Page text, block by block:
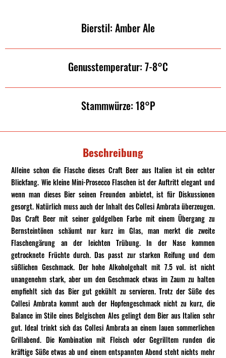
Bierstil: Amber Ale
Genusstemperatur: 7-8°C
Stammwürze: 18°P
Beschreibung
Alleine schon die Flasche dieses Craft Beer aus Italien ist ein echter
Blickfang. Wie kleine Mini-Prosecco Flaschen ist der Auftritt elegant und
wenn man dieses Bier seinen Freunden anbietet, ist für Diskussionen
gesorgt. Natürlich muss auch der Inhalt des Collesi Ambrata überzeugen.
Das Craft Beer mit seiner goldgelben Farbe mit einem Übergang zu
Bernsteintönen schäumt nur kurz im Glas, man merkt die zweite
Flaschengärung an der leichten Trübung. In der Nase kommen
getrocknete Früchte durch. Das passt zur starken Reifung und dem
süßlichen Geschmack. Der hohe Alkoholgehalt mit 7.5 vol. ist nicht
unangenehm stark, aber um den Geschmack etwas im Zaum zu halten
empfiehlt sich das Bier gut gekühlt zu servieren. Trotz der Süße des
Collesi Ambrata kommt auch der Hopfengeschmack nicht zu kurz, die
Balance im Stile eines Belgischen Ales gelingt dem Bier aus Italien sehr
gut. Ideal trinkt sich das Collesi Ambrata an einem lauen sommerlichen
Grillabend. Die Kombination mit Fleisch oder Gegrilltem runden die
kräftige Süße etwas ab und einem entspannten Abend steht nichts mehr